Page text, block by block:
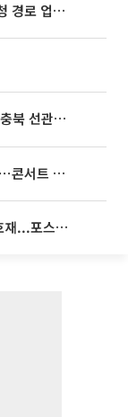
태풍 '돌핀' 오키나와 접근…일본기상청 경로 업데이트
가 압수수색
빅뱅, 20주년 기념 '새 뱅봉' 선보인다⋯콘서트 앞두고 팝업 개최
[증시키워드] 반도체 충격 뚫은 개별 호재...포스코퓨처엠·에코프로·한화솔루션 '눈길'